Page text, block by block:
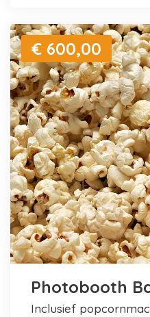
€ 600,00
Photobooth
inclusief